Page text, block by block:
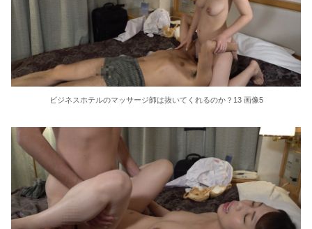
36歳の彼女と結婚したいのに、家族が猛反対。家族から信じられない言葉が飛び出した… 他
クーラーボックス積んで出発→途中で買い足し…50代公務員の“ドライブ”が地獄すぎた 他
【画像】長濱ねる(27歳)の乳がヤバイと話題にｗｗｗｗ1700万バズｗｗｗｗｗｗｗｗｗｗ 他
【悲報】2050年の日本、独身ボッチ祭りが現実になるとかｗｗｗｗ 他
Powered by livedoor 相互RSS
ビジネスホテルのマッサージ師は抜いてくれるのか？13 画像5